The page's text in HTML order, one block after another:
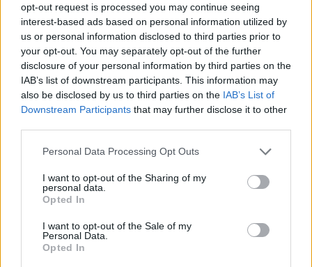
opt-out request is processed you may continue seeing
interest-based ads based on personal information utilized by
us or personal information disclosed to third parties prior to
your opt-out. You may separately opt-out of the further
disclosure of your personal information by third parties on the
IAB’s list of downstream participants. This information may
also be disclosed by us to third parties on the IAB’s List of
Downstream Participants that may further disclose it to other
Personal Data Processing Opt Outs
I want to opt-out of the Sharing of my
personal data.
Opted In
I want to opt-out of the Sale of my
Personal Data.
Opted In
Na Hádecké planince u Brna obnovují ochránci
původní step, vrátí se tam i pastva
26.7.2026 17:25 | BRNO (
Zarostlou část Hádecké
planinky u Brna chtějí ochránci
vrátit do stavu ze 30. let
minulého století. V oblasti
obnovují původní step a
mizející druhy rostlin a živočichů, jako jsou vzácné orchideje či
motýl jasoň dymnivkový. ČTK to řekl Vilém Jurek z organizace
Rezekvítek, která se o oblast stará. Národní přírodní rezervace
Hádecká planinka je součástí chráněné krajinné oblasti Moravský
kras, má rozlohu kolem 80 hektarů.
I po 100 letech je cihlová kanalizace v centru Pardubic
v dobrém stavu
26.7.2026 16:24 | PARDUBICE (